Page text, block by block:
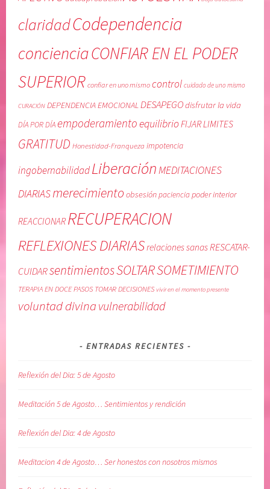
claridadCodependencia
concienciaCONFIAR EN EL PODER
SUPERIOR confiar en uno mismo control cuidado de uno mismo
CURACIÓN DEPENDENCIA EMOCIONALDESAPEGOdisfrutar la vida
DÍA POR DÍAempoderamientoequilibrioFIJAR LIMITES
GRATITUD Honestidad-Franqueza impotencia
ingobernabilidadLiberaciónMEDITACIONES
DIARIASmerecimiento obsesiónpacienciapoder interior
REACCIONARRECUPERACION
REFLEXIONES DIARIASrelaciones sanasRESCATAR-
CUIDARsentimientosSOLTARSOMETIMIENTO
TERAPIA EN DOCE PASOS TOMAR DECISIONES vivir en el momento presente
voluntad divina vulnerabilidad
ENTRADAS RECIENTES
Reflexión del Dia: 5 de Agosto
Meditación 5 de Agosto… Sentimientos y rendición
Reflexión del Dia: 4 de Agosto
Meditacion 4 de Agosto… Ser honestos con nosotros mismos